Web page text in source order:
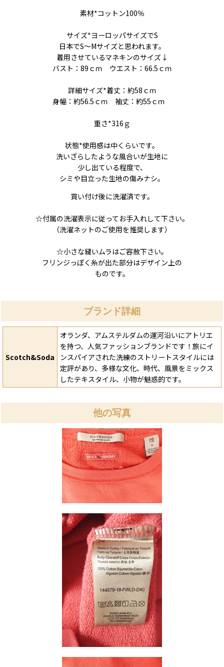
素材*コットン100％
サイズ*ヨーロッパサイズでS
日本でS〜Mサイズと思われます。
着用させているマネキンのサイズ↓
バスト：89ｃｍ ウエスト：66.5ｃｍ
詳細サイズ*着丈：約58ｃｍ
身幅：約56.5ｃｍ 袖丈：約55ｃｍ
重さ*316ｇ
状態*使用感は中くらいです。
洗いざらしたような風合いが生地に
少し出ている程度で、
シミや目立った生地の傷みナシ。
買い付け後に洗濯済です。
☆付属の洗濯表示に従ってお手入れして下さい。
（洗濯ネットのご使用を推奨します）
☆小さな縫いムラはご容赦下さい。
フリンジっぽく糸が出た部分はデザイン上の
ものです。
ブランド詳細
Scotch&Soda
オランダ、アムステルダムの運河沿いにアトリエ
を持つ、人気ファッションブランドです！旅にイ
ンスパイアされた洗練のストリートスタイルには
定評があり、多様な文化、時代、風景をミックス
したテキスタイル、小物が魅惑的です。
他の写真